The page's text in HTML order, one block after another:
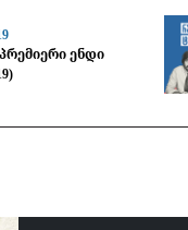
ენდი